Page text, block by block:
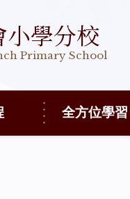
學分校
Primary School
全方位學習